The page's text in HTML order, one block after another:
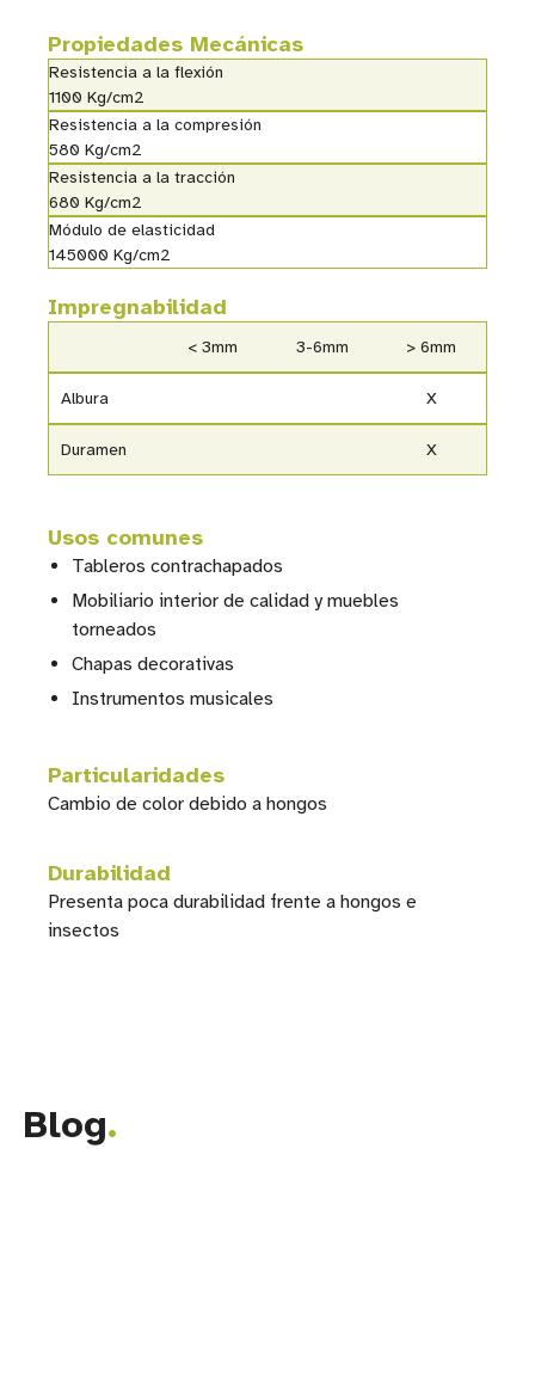
Propiedades Mecánicas
Resistencia a la flexión
1100 Kg/cm2
Resistencia a la compresión
580 Kg/cm2
Resistencia a la tracción
680 Kg/cm2
Módulo de elasticidad
145000 Kg/cm2
Impregnabilidad
< 3mm 3-6mm > 6mm
Albura X
Duramen X
Usos comunes
Tableros contrachapados
Mobiliario interior de calidad y muebles
torneados
Chapas decorativas
Instrumentos musicales
Particularidades
Cambio de color debido a hongos
Durabilidad
Presenta poca durabilidad frente a hongos e
insectos
Blog.